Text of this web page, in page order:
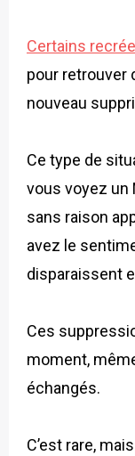
Certains
pour retrouver
nouveau
Ce type de
vous voyez un
sans raison
avez le
disparaissent
Ces
moment,
échangés.
C’est rare,